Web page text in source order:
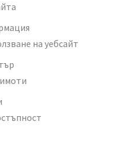
на уебсайт